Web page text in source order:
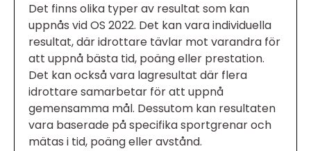
Det finns olika typer av resultat som kan
uppnås vid OS 2022. Det kan vara individuella
resultat, där idrottare tävlar mot varandra för
att uppnå bästa tid, poäng eller prestation.
Det kan också vara lagresultat där flera
idrottare samarbetar för att uppnå
gemensamma mål. Dessutom kan resultaten
vara baserade på specifika sportgrenar och
mätas i tid, poäng eller avstånd.